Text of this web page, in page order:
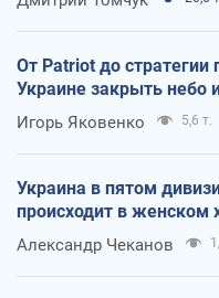
От Patriot до
Украине закрыть небо
Игорь Яковенко 5,6 т.
Украина в пятом
происходит в женском
Александр Чеканов